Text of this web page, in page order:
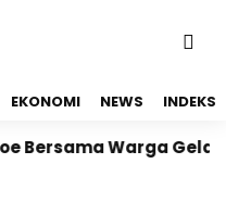
EKONOMI NEWS INDEKS
Warga Gelar